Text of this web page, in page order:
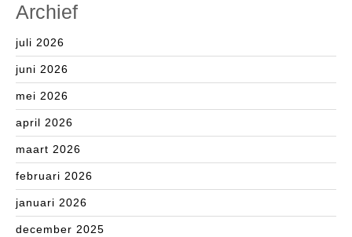
Archief
juli 2026
juni 2026
mei 2026
april 2026
maart 2026
februari 2026
januari 2026
december 2025